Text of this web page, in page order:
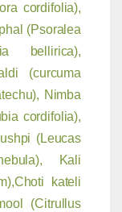
cordifolia),
(Psoralea
bellirica),
(curcuma
Nimba
cordifolia),
(Leucas
Kali
kateli
(Citrullus